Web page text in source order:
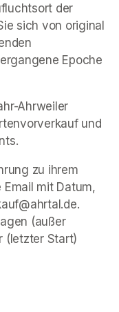
der
sich von original
Epoche
Ahrweiler
und
zu ihrem
mit Datum,
(außer
(letzter Start)